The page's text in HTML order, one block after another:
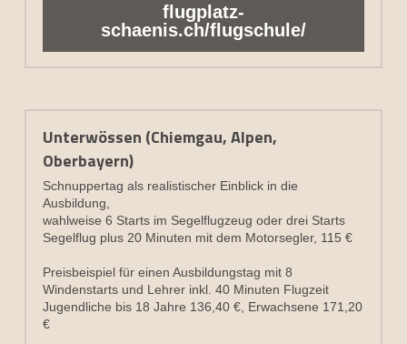
flugplatz-
schaenis.ch/flugschule/
Unterwössen (Chiemgau, Alpen,
Oberbayern)
Schnuppertag als realistischer Einblick in die
Ausbildung,
wahlweise 6 Starts im Segelflugzeug oder drei Starts
Segelflug plus 20 Minuten mit dem Motorsegler, 115 €
Preisbeispiel für einen Ausbildungstag mit 8
Windenstarts und Lehrer inkl. 40 Minuten Flugzeit
Jugendliche bis 18 Jahre 136,40 €, Erwachsene 171,20
€